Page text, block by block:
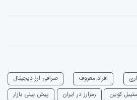
افراد معروف
صرافی ارز دیجیتال
کوین رمزارز در ایران
پیش بینی بازار